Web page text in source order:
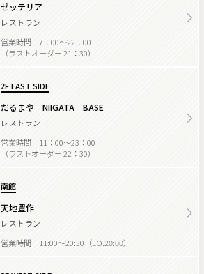
ゼッテリア
レストラン
営業時間 7：00～22：00
（ラストオーダー 21：30）
2F EAST SIDE
だるまや NIIGATA BASE
レストラン
営業時間 11：00～23：00
（ラストオーダー 22：30）
南館
天地豊作
レストラン
営業時間 11:00～20:30（LO.20:00）